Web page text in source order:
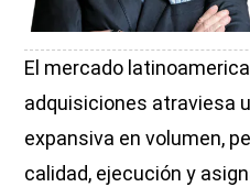
El mercado
adquisiciones atraviesa
expansiva en volumen,
calidad, ejecución y